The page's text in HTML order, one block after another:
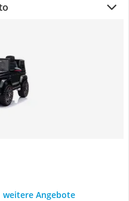
weitere Angebote